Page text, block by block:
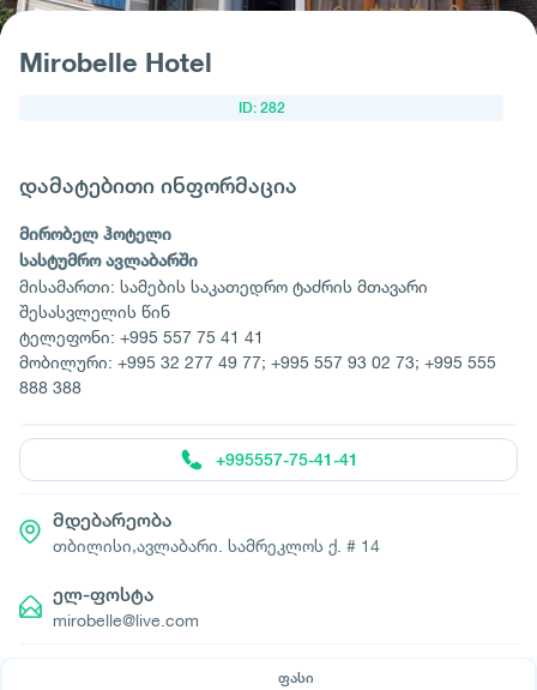
Mirobelle Hotel
ID: 282
დამატებითი ინფორმაცია
მირობელ ჰოტელი
სასტუმრო ავლაბარში
მისამართი: სამების საკათედრო ტაძრის მთავარი
შესასვლელის წინ
ტელეფონი: +995 557 75 41 41
მობილური: +995 32 277 49 77; +995 557 93 02 73; +995 555
888 388
ფასი
+995557-75-41-41
მდებარეობა
თბილისი,ავლაბარი. სამრეკლოს ქ. # 14
ელ-ფოსტა
mirobelle@live.com